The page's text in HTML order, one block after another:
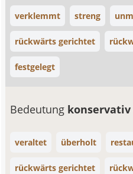
verklemmt streng
rückwärts gerichtet
festgelegt
Bedeutung
veraltet überholt
rückwärts gerichtet